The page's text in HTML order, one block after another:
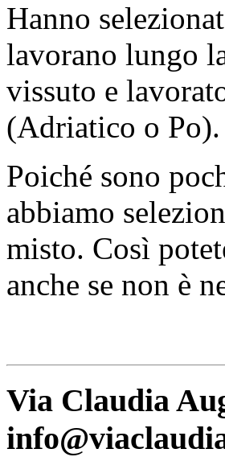
Hanno
lavorano lungo
vissuto e
(Adriatico o Po).
Poiché sono
abbiamo
misto. Così
anche se non è
Via Claudia